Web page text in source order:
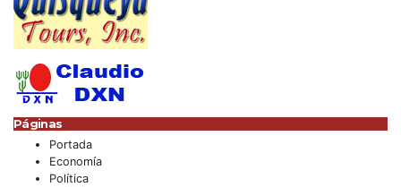
Páginas
Portada
Economía
Política